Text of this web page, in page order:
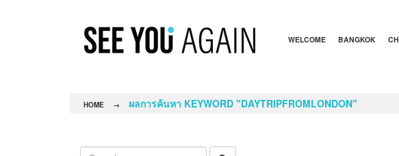
WELCOME BANGKOK
HOME → ผลการค้นหา KEYWORD "DAYTRIPFROMLONDON"